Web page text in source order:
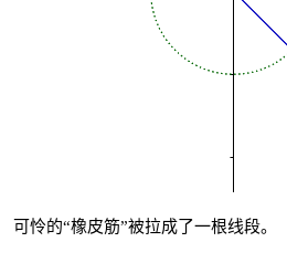
可怜的“橡皮筋”被拉成了一根线段。